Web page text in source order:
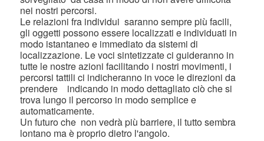
nei nostri percorsi.
Le relazioni fra individui saranno sempre più facili,
gli oggetti possono essere localizzati e individuati in
modo istantaneo e immediato da sistemi di
localizzazione. Le voci sintetizzate ci guideranno in
tutte le nostre azioni facilitando i nostri movimenti, i
percorsi tattili ci indicheranno in voce le direzioni da
prendere indicando in modo dettagliato ciò che si
trova lungo il percorso in modo semplice e
automaticamente.
Un futuro che non vedrà più barriere, il tutto sembra
lontano ma è proprio dietro l'angolo.